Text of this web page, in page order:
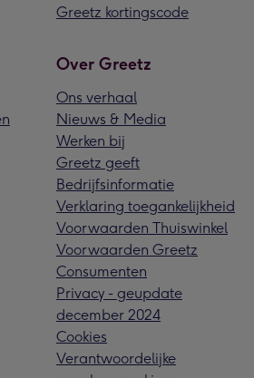
Greetz kortingscode
Over Greetz
Ons verhaal
Nieuws & Media
Werken bij
Greetz geeft
Bedrijfsinformatie
Verklaring toegankelijkheid
Voorwaarden Thuiswinkel
Voorwaarden Greetz
Consumenten
Privacy - geupdate
december 2024
Cookies
Verantwoordelijke